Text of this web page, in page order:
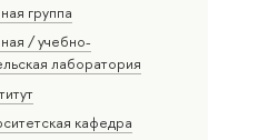
группа
/ учебно-
лаборатория
кафедра